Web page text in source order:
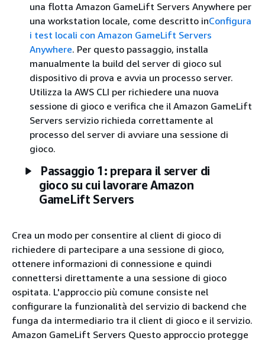
una flotta Amazon GameLift Servers Anywhere per
una workstation locale, come descritto inConfigura
i test locali con Amazon GameLift Servers
Anywhere. Per questo passaggio, installa
manualmente la build del server di gioco sul
dispositivo di prova e avvia un processo server.
Utilizza la AWS CLI per richiedere una nuova
sessione di gioco e verifica che il Amazon GameLift
Servers servizio richieda correttamente al
processo del server di avviare una sessione di
gioco.
Passaggio 1: prepara il server di
gioco su cui lavorare Amazon
GameLift Servers
Crea un modo per consentire al client di gioco di
richiedere di partecipare a una sessione di gioco,
ottenere informazioni di connessione e quindi
connettersi direttamente a una sessione di gioco
ospitata. L'approccio più comune consiste nel
configurare la funzionalità del servizio di backend che
funga da intermediario tra il client di gioco e il servizio.
Amazon GameLift Servers Questo approccio protegge